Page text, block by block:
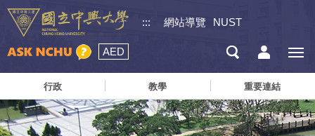
::: 網站導覽 NUST
AED
行政 教學 重要連結